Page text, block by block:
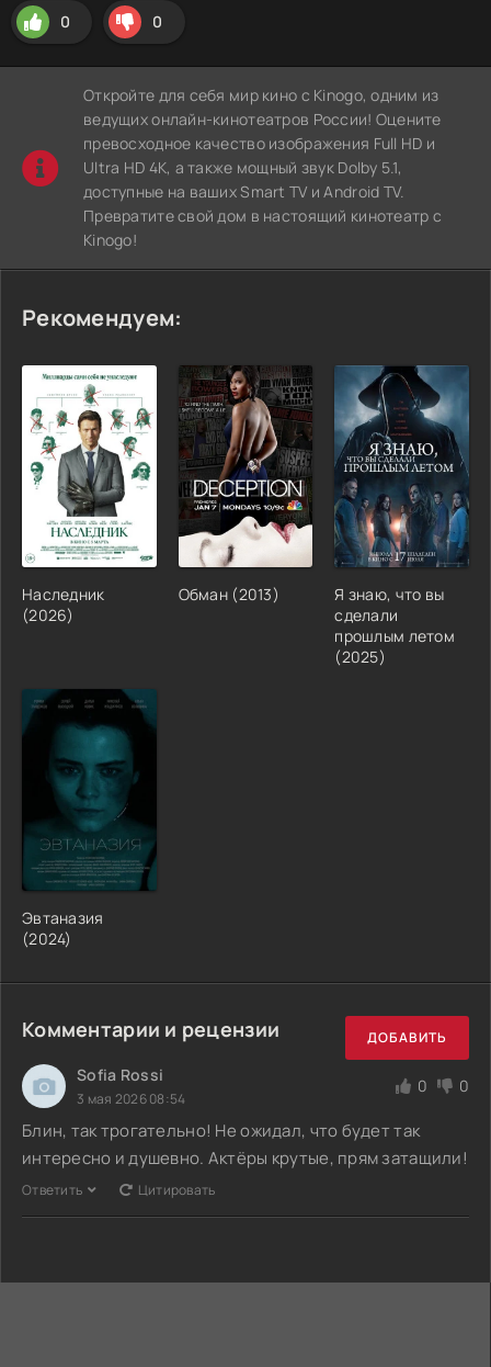
0 0
Откройте для себя мир кино с Kinogo, одним из
ведущих онлайн-кинотеатров России! Оцените
превосходное качество изображения Full HD и
Ultra HD 4K, а также мощный звук Dolby 5.1,
доступные на ваших Smart TV и Android TV.
Превратите свой дом в настоящий кинотеатр с
Kinogo!
Рекомендуем:
Наследник
(2026)
Обман (2013)
Я знаю, что вы
сделали
прошлым летом
(2025)
Эвтаназия
(2024)
Комментарии и рецензии ДОБАВИТЬ
Sofia Rossi
3 мая 2026 08:54
0 0
Блин, так трогательно! Не ожидал, что будет так
интересно и душевно. Актёры крутые, прям затащили!
Ответить Цитировать